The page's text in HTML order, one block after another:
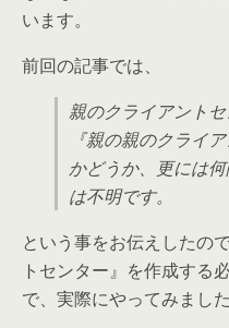
います。
前回の記事では、
親のクライアント
『親の親のクライ
かどうか、更には
は不明です。
という事をお伝えしたの
トセンター』を作成する
で、実際にやってみました